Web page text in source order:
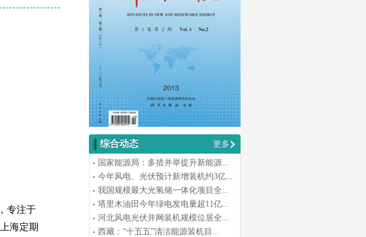
专注于
海定期
综合动态
更多
国家能源局：多措并举提升新能源...
今年风电、光伏预计新增装机约3亿...
我国规模最大光氢储一体化项目全...
塔里木油田今年绿电发电量超11亿...
河北风电光伏并网装机规模位居全...
西藏：“十五五”清洁能源装机目...